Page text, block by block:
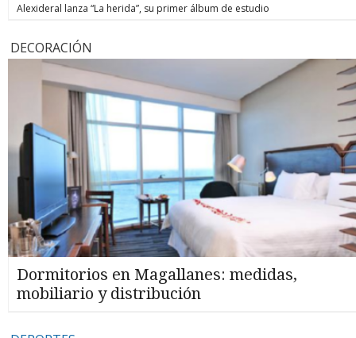
Alexideral lanza “La herida”, su primer álbum de estudio
DECORACIÓN
Dormitorios en Magallanes: medidas,
mobiliario y distribución